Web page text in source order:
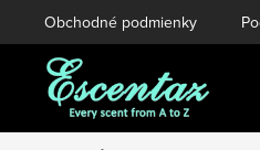
na
Obchodné podmienky